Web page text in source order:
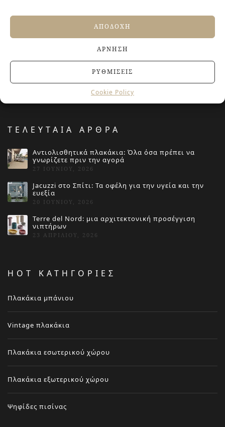
ΑΠΟΔΟΧΉ
ΆΡΝΗΣΗ
ΡΥΘΜΊΣΕΙΣ
Cookie Policy
Στην εταιρεία Paraskevopoulos μετουσιώνονται 40 χρόνια
καθώς και φρέσκες ιδέες με τον ενθουσιασμό της νέας
γενιάς! Επισκεφτείτε μας για ιδέες και προτάσεις στον
Άγιο Δημήτριο (Λιδωρικίου 11) ή καλέστε μας στο 210-
ΤΕΛΕΥΤΑΙΑ ΑΡΘΡΑ
Αντιολισθητικά πλακάκια: Όλα όσα πρέπει να
γνωρίζετε πριν την αγορά
27 ΙΟΥΝΊΟΥ, 2026
Jacuzzi στο Σπίτι: Τα οφέλη για την υγεία και την
ευεξία
20 ΙΟΥΝΊΟΥ, 2026
Terre del Nord: μια αρχιτεκτονική προσέγγιση
νιπτήρων
23 ΑΠΡΙΛΊΟΥ, 2026
HOT ΚΑΤΗΓΟΡΙΕΣ
Πλακάκια μπάνιου
Vintage πλακάκια
Πλακάκια εσωτερικού χώρου
Πλακάκια εξωτερικού χώρου
Ψηφίδες πισίνας